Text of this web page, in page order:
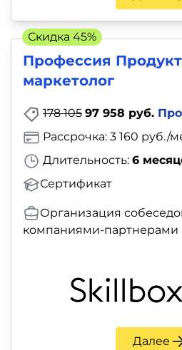
Профессия
маркетолог
178 105 97 958 руб.
Длительность: 6
Сертификат
Рассрочка: 3 160 руб./
Организация
компаниями-партнерами
Далее
Скидка 45%